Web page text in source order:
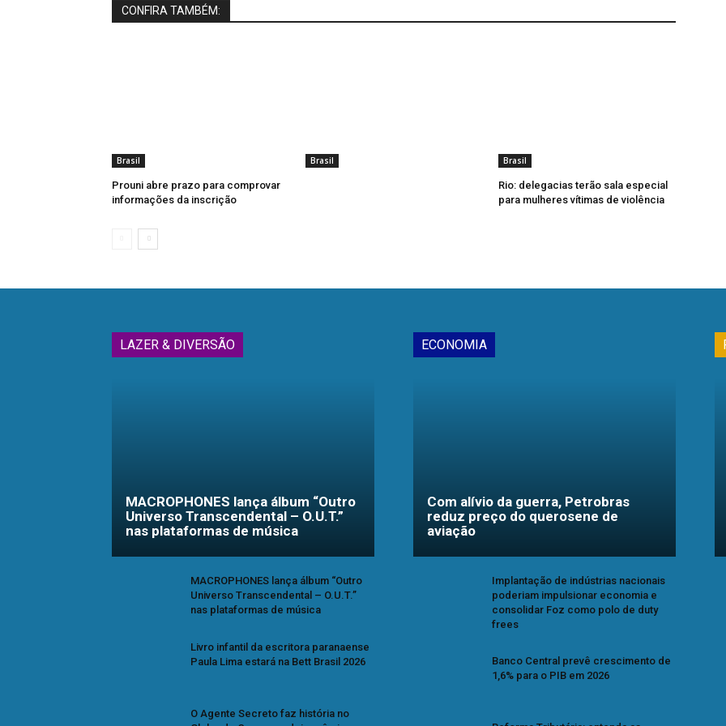
CONFIRA TAMBÉM:
Brasil
Prouni abre prazo para comprovar
informações da inscrição
Brasil Brasil
Rio: delegacias terão sala especial
para mulheres vítimas de violência
LAZER & DIVERSÃO
MACROPHONES lança álbum “Outro
Universo Transcendental – O.U.T.”
nas plataformas de música
MACROPHONES lança álbum “Outro
Universo Transcendental – O.U.T.”
nas plataformas de música
Livro infantil da escritora paranaense
Paula Lima estará na Bett Brasil 2026
O Agente Secreto faz história no
ECONOMIA
Com alívio da guerra, Petrobras
reduz preço do querosene de
aviação
Implantação de indústrias nacionais
poderiam impulsionar economia e
consolidar Foz como polo de duty
frees
Banco Central prevê crescimento de
1,6% para o PIB em 2026